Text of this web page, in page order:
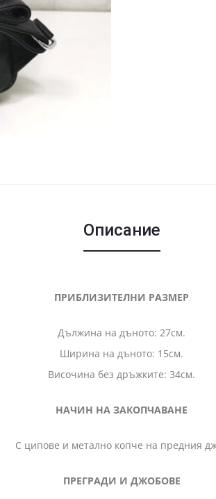
Описание
ПРИБЛИЗИТЕЛНИ РАЗМЕР
Дължина на дъното: 27см.
Ширина на дъното: 15см.
Височина без дръжките: 34см.
НАЧИН НА ЗАКОПЧАВАНЕ
С ципове и метално копче на предния
ПРЕГРАДИ И ДЖОБОВЕ